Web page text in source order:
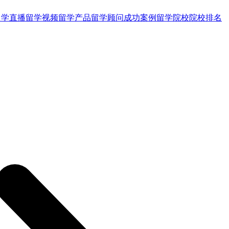
直播留学视频留学产品留学顾问 成功案例 留学院校院校排名